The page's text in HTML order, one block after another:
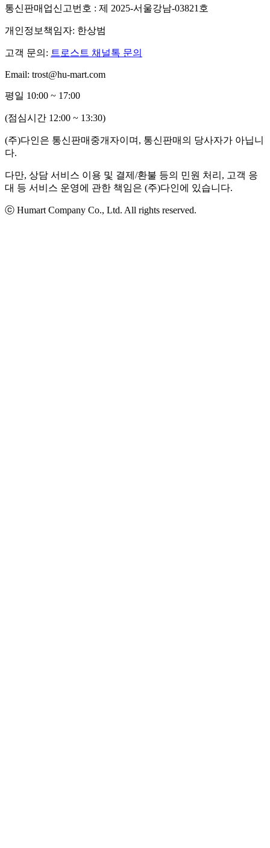
통신판매업신고번호 : 제 2025-서울강남-03821호
개인정보책임자: 한상범
고객 문의: 트로스트 채널톡 문의
Email: trost@hu-mart.com
평일 10:00 ~ 17:00
(점심시간 12:00 ~ 13:30)
(주)다인은 통신판매중개자이며, 통신판매의 당사자가 아닙니
다.
다만, 상담 서비스 이용 및 결제/환불 등의 민원 처리, 고객 응
대 등 서비스 운영에 관한 책임은 (주)다인에 있습니다.
ⓒ Humart Company Co., Ltd. All rights reserved.